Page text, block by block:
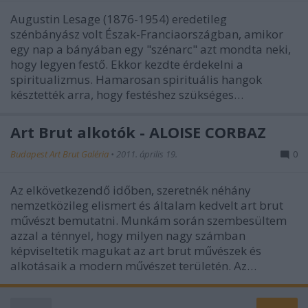
Augustin Lesage (1876-1954) eredetileg
szénbányász volt Észak-Franciaországban, amikor
egy nap a bányában egy "szénarc" azt mondta neki,
hogy legyen festő. Ekkor kezdte érdekelni a
spiritualizmus. Hamarosan spirituális hangok
késztették arra, hogy festéshez szükséges…
Art Brut alkotók - ALOISE CORBAZ
Budapest Art Brut Galéria • 2011. április 19. 0
Az elkövetkezendő időben, szeretnék néhány
nemzetközileg elismert és általam kedvelt art brut
művészt bemutatni. Munkám során szembesültem
azzal a ténnyel, hogy milyen nagy számban
képviseltetik magukat az art brut művészek és
alkotásaik a modern művészet területén. Az…